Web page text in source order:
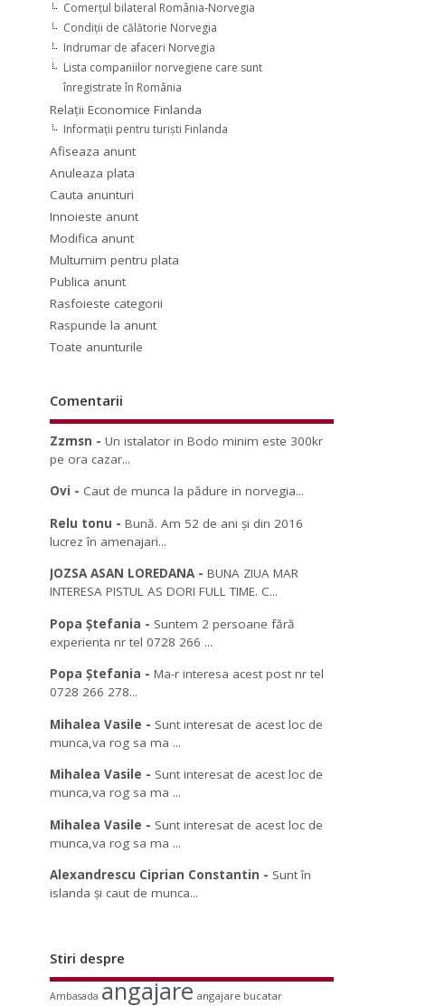
Comerţul bilateral România-Norvegia
Condiții de călătorie Norvegia
Indrumar de afaceri Norvegia
Lista companiilor norvegiene care sunt
înregistrate în România
Relaţii Economice Finlanda
Informaţii pentru turişti Finlanda
Afiseaza anunt
Anuleaza plata
Cauta anunturi
Innoieste anunt
Modifica anunt
Multumim pentru plata
Publica anunt
Rasfoieste categorii
Raspunde la anunt
Toate anunturile
Comentarii
Zzmsn -Un istalator in Bodo minim este 300kr
pe ora cazar...
Ovi - Caut de munca la pădure in norvegia...
Relu tonu -Bună. Am 52 de ani și din 2016
lucrez în amenajari...
JOZSA ASAN LOREDANA-BUNA ZIUA MAR
INTERESA PISTUL AS DORI FULL TIME. C...
Popa Ștefania - Suntem 2 persoane fără
experienta nr tel 0728 266 ...
Popa Ștefania -Ma-r interesa acest post nr tel
0728 266 278...
Mihalea Vasile - Sunt interesat de acest loc de
munca,va rog sa ma ...
Mihalea Vasile - Sunt interesat de acest loc de
munca,va rog sa ma ...
Mihalea Vasile - Sunt interesat de acest loc de
munca,va rog sa ma ...
Alexandrescu Ciprian Constantin - Sunt în
islanda și caut de munca...
Stiri despre
Ambasada angajare angajare bucatar